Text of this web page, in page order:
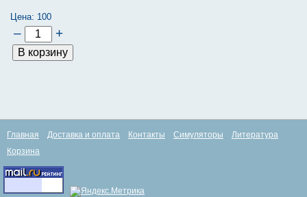
Цена: 100
– +
Главная Доставка и оплата Контакты Симуляторы
Литература
Корзина